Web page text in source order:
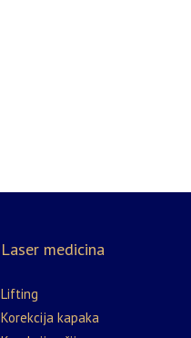
Laser medicina
Lifting
Korekcija kapaka